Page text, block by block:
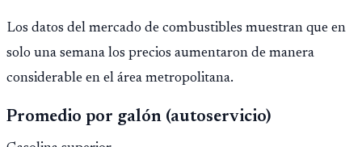
Los datos del mercado de combustibles muestran que en
solo una semana los precios aumentaron de manera
considerable en el área metropolitana.
Promedio por galón (autoservicio)